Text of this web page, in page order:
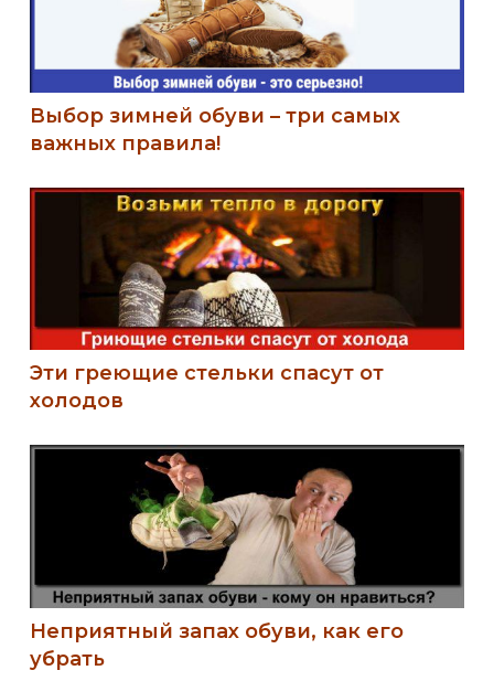
Выбор зимней обуви – три самых
важных правила!
Эти греющие стельки спасут от
холодов
Неприятный запах обуви, как его
убрать